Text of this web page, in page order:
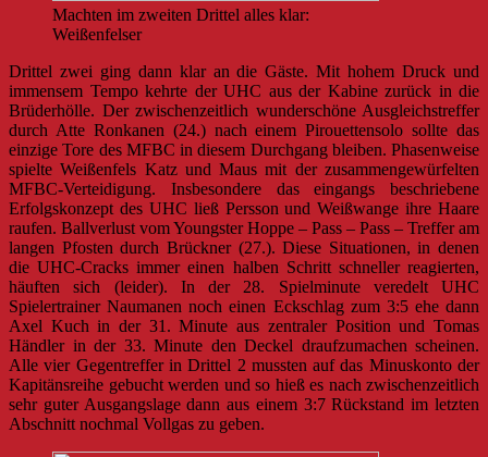
Machten im zweiten Drittel alles klar:
Weißenfelser
Drittel zwei ging dann klar an die Gäste. Mit hohem Druck und
immensem Tempo kehrte der UHC aus der Kabine zurück in die
Brüderhölle. Der zwischenzeitlich wunderschöne Ausgleichstreffer
durch Atte Ronkanen (24.) nach einem Pirouettensolo sollte das
einzige Tore des MFBC in diesem Durchgang bleiben. Phasenweise
spielte Weißenfels Katz und Maus mit der zusammengewürfelten
MFBC-Verteidigung. Insbesondere das eingangs beschriebene
Erfolgskonzept des UHC ließ Persson und Weißwange ihre Haare
raufen. Ballverlust vom Youngster Hoppe – Pass – Pass – Treffer am
langen Pfosten durch Brückner (27.). Diese Situationen, in denen
die UHC-Cracks immer einen halben Schritt schneller reagierten,
häuften sich (leider). In der 28. Spielminute veredelt UHC
Spielertrainer Naumanen noch einen Eckschlag zum 3:5 ehe dann
Axel Kuch in der 31. Minute aus zentraler Position und Tomas
Händler in der 33. Minute den Deckel draufzumachen scheinen.
Alle vier Gegentreffer in Drittel 2 mussten auf das Minuskonto der
Kapitänsreihe gebucht werden und so hieß es nach zwischenzeitlich
sehr guter Ausgangslage dann aus einem 3:7 Rückstand im letzten
Abschnitt nochmal Vollgas zu geben.